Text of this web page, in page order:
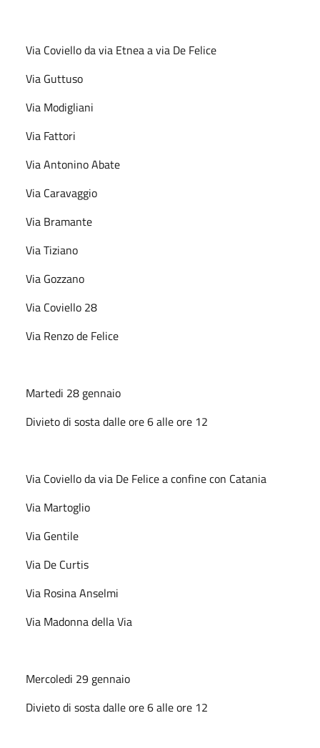
Via Coviello da via Etnea a via De Felice
Via Guttuso
Via Modigliani
Via Fattori
Via Antonino Abate
Via Caravaggio
Via Bramante
Via Tiziano
Via Gozzano
Via Coviello 28
Via Renzo de Felice
Martedi 28 gennaio
Divieto di sosta dalle ore 6 alle ore 12
Via Coviello da via De Felice a confine con Catania
Via Martoglio
Via Gentile
Via De Curtis
Via Rosina Anselmi
Via Madonna della Via
Mercoledi 29 gennaio
Divieto di sosta dalle ore 6 alle ore 12